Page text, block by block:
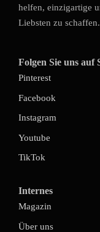
helfen, einzigartige
Liebsten zu schaffen.
Folgen Sie uns auf
Pinterest
Facebook
Instagram
Youtube
TikTok
Internes
Magazin
Über uns